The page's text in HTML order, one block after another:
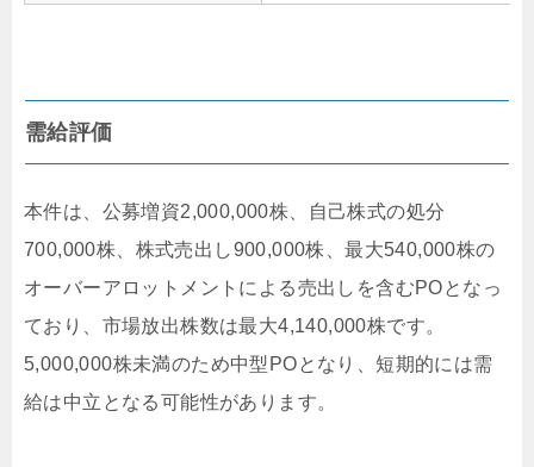
需給評価
本件は、公募増資2,000,000株、自己株式の処分
700,000株、株式売出し900,000株、最大540,000株の
オーバーアロットメントによる売出しを含むPOとなっ
ており、市場放出株数は最大4,140,000株です。
5,000,000株未満のため中型POとなり、短期的には需
給は中立となる可能性があります。